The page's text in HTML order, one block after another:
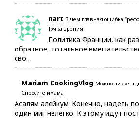
nart В чем главная ошибка
Точка зрения
Политика Франции, как
обратное, тотальное
сво…
Mariam CookingVlog Можно ли
Спросите имама
Асалям алейкум! Конечно, надеть
один миг нелегко. К этому идут